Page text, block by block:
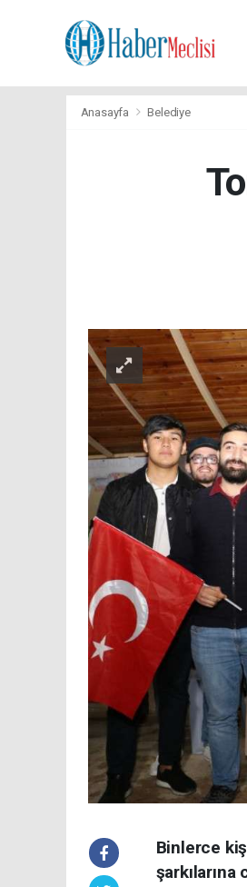
Anasayfa Belediye
Binlerce